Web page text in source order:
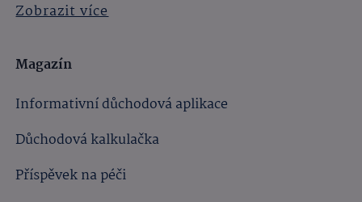
Zobrazit více
Magazín
Informativní důchodová aplikace
Důchodová kalkulačka
Příspěvek na péči